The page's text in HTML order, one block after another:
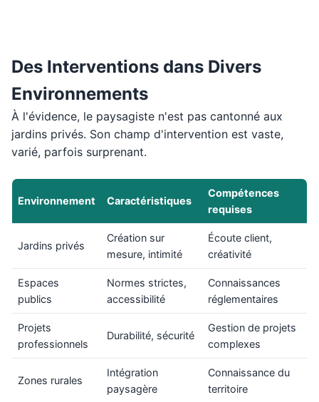
Des Interventions dans Divers
Environnements
À l'évidence, le paysagiste n'est pas cantonné aux
jardins privés. Son champ d'intervention est vaste,
varié, parfois surprenant.
Environnement Caractéristiques
Compétences
requises
Jardins privés
Création sur
mesure, intimité
Écoute client,
créativité
Espaces
publics
Normes strictes,
accessibilité
Connaissances
réglementaires
Projets
professionnels
Durabilité, sécurité
Gestion de projets
complexes
Zones rurales
Intégration
paysagère
Connaissance du
territoire